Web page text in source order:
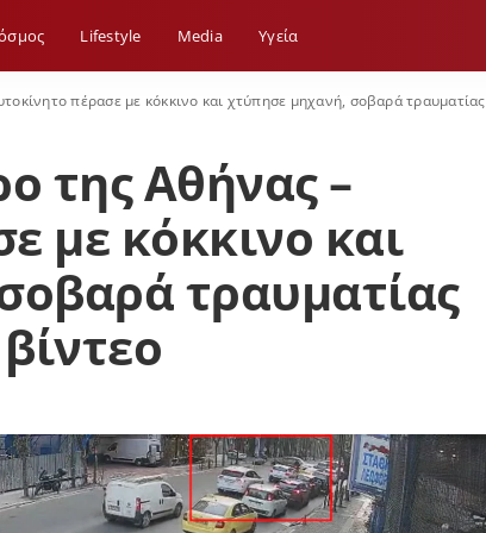
Lifestyle Media Yγεία
με κόκκινο και χτύπησε μηχανή, σοβαρά τραυματίας ο αναβάτης, δείτε βίντεο
της Αθήνας –
με κόκκινο και
τραυματίας